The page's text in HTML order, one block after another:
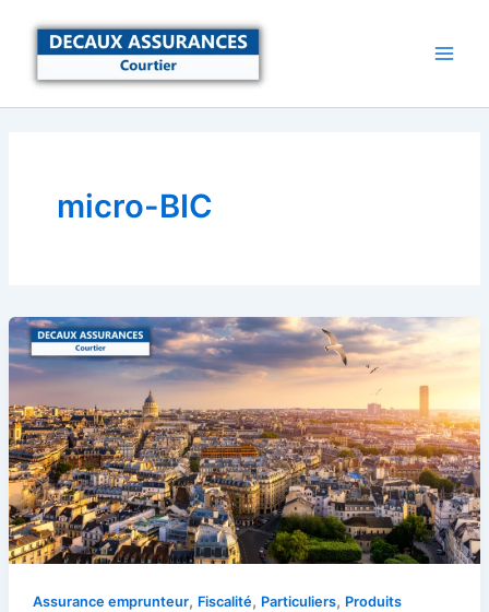
micro-BIC
Assurance emprunteur, Fiscalité, Particuliers, Produits